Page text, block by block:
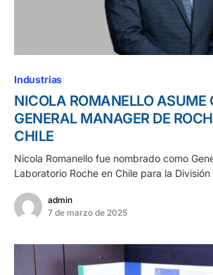
Industrias
NICOLA ROMANELLO ASUME
GENERAL MANAGER DE
CHILE
Nicola Romanello fue nombrado como
Laboratorio Roche en Chile para la
admin
7 de marzo de 2025